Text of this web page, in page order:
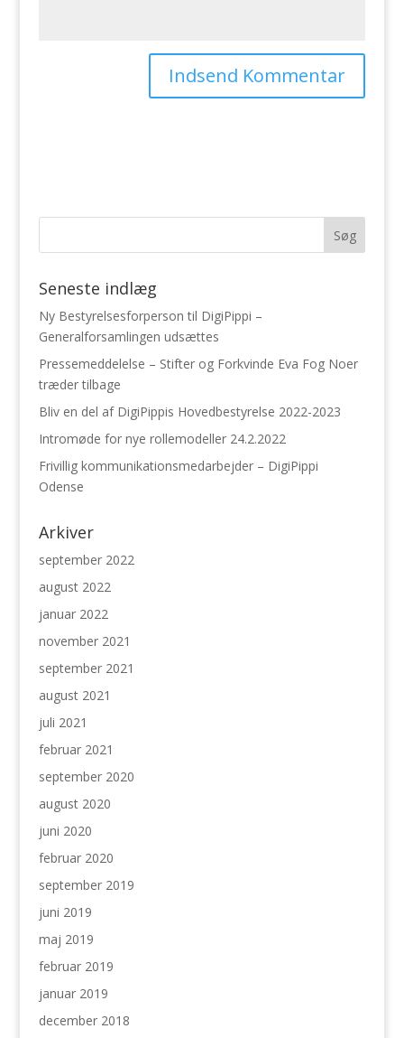
Seneste indlæg
Ny Bestyrelsesforperson til DigiPippi –
Generalforsamlingen udsættes
Pressemeddelelse – Stifter og Forkvinde Eva Fog Noer
træder tilbage
Bliv en del af DigiPippis Hovedbestyrelse 2022-2023
Intromøde for nye rollemodeller 24.2.2022
Frivillig kommunikationsmedarbejder – DigiPippi
Odense
Arkiver
september 2022
august 2022
januar 2022
november 2021
september 2021
august 2021
juli 2021
februar 2021
september 2020
august 2020
juni 2020
februar 2020
september 2019
juni 2019
maj 2019
februar 2019
januar 2019
december 2018